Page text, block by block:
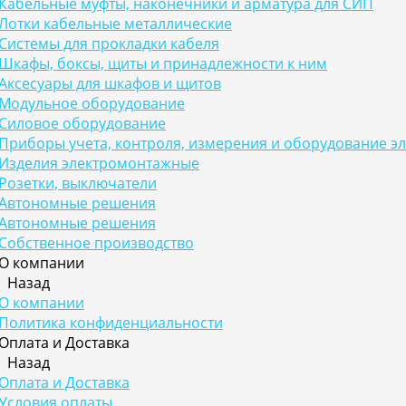
кабельные металлические
для прокладки кабеля
боксы, щиты и принадлежности к ним
для шкафов и щитов
оборудование
оборудование
учета, контроля, измерения и оборудование
электромонтажные
выключатели
решения
решения
производство
компании
Назад
компании
конфиденциальности
и Доставка
Назад
и Доставка